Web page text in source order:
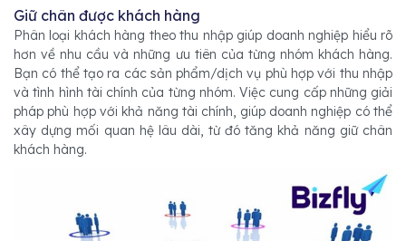
Giữ chân được khách hàng
Phân loại khách hàng theo thu nhập giúp doanh nghiệp hiểu rõ
hơn về nhu cầu và những ưu tiên của từng nhóm khách hàng.
Bạn có thể tạo ra các sản phẩm/dịch vụ phù hợp với thu nhập
và tình hình tài chính của từng nhóm. Việc cung cấp những giải
pháp phù hợp với khả năng tài chính, giúp doanh nghiệp có thể
xây dựng mối quan hệ lâu dài, từ đó tăng khả năng giữ chân
khách hàng.